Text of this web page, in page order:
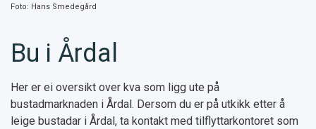
Foto: Hans Smedegård
Bu i Årdal
Her er ei oversikt over kva som ligg ute på
bustadmarknaden i Årdal. Dersom du er på utkikk etter å
leige bustadar i Årdal, ta kontakt med tilflyttarkontoret som